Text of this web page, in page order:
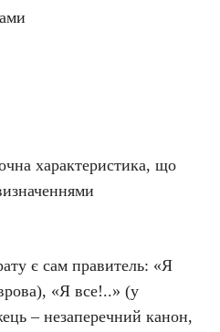
характеристика, що
є сам правитель: «Я
«Я все!..» (у
– незаперечний канон,